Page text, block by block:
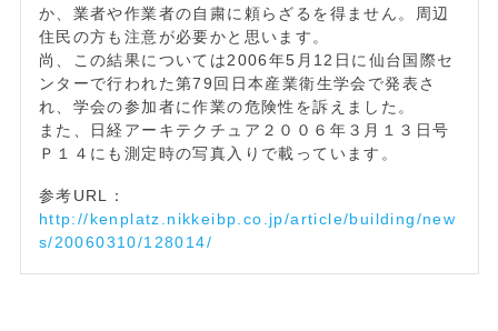
か、業者や作業者の自粛に頼らざるを得ません。周辺
住民の方も注意が必要かと思います。
尚、この結果については2006年5月12日に仙台国際セ
ンターで行われた第79回日本産業衛生学会で発表さ
れ、学会の参加者に作業の危険性を訴えました。
また、日経アーキテクチュア２００６年３月１３日号
Ｐ１４にも測定時の写真入りで載っています。
参考URL：
http://kenplatz.nikkeibp.co.jp/article/building/new
s/20060310/128014/